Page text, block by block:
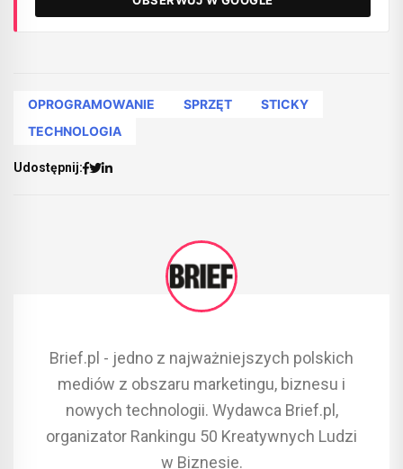
OPROGRAMOWANIE SPRZĘT
STICKY
TECHNOLOGIA
Udostępnij:
Brief.pl - jedno z najważniejszych polskich
mediów z obszaru marketingu, biznesu i
nowych technologii. Wydawca Brief.pl,
organizator Rankingu 50 Kreatywnych Ludzi
w Biznesie.